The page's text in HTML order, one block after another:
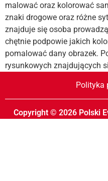
malować oraz kolorować
znaki drogowe oraz różne
znajduje się osoba
chętnie podpowie jakich
pomalować dany obrazek.
rysunkowych znajdujących
Polityka
Copyright © 2026 Polski